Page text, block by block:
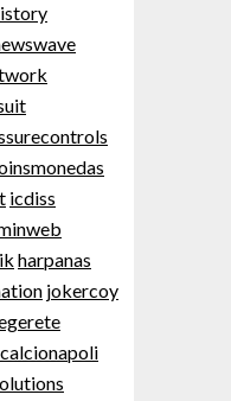
icdiss
harpanas
jokercoy